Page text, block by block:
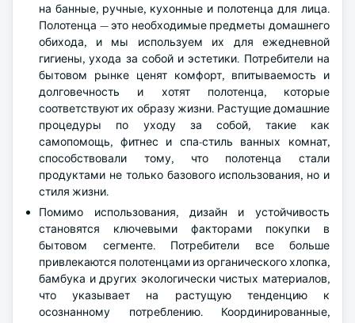
на банные, ручные, кухонные и полотенца для лица.
Полотенца — это необходимые предметы домашнего
обихода, и мы используем их для ежедневной
гигиены, ухода за собой и эстетики. Потребители на
бытовом рынке ценят комфорт, впитываемость и
долговечность и хотят полотенца, которые
соответствуют их образу жизни. Растущие домашние
процедуры по уходу за собой, такие как
самопомощь, фитнес и спа-стиль ванных комнат,
способствовали тому, что полотенца стали
продуктами не только базового использования, но и
стиля жизни.
Помимо использования, дизайн и устойчивость
становятся ключевыми факторами покупки в
бытовом сегменте. Потребители все больше
привлекаются полотенцами из органического хлопка,
бамбука и других экологически чистых материалов,
что указывает на растущую тенденцию к
осознанному потреблению. Координированные,